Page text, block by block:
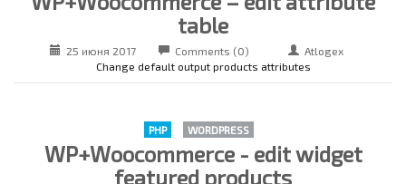
table
25 июня 2017 Comments (0)
Atlogex
Change default output products attributes
PHP WORDPRESS
WP+Woocommerce - edit widget
featured products